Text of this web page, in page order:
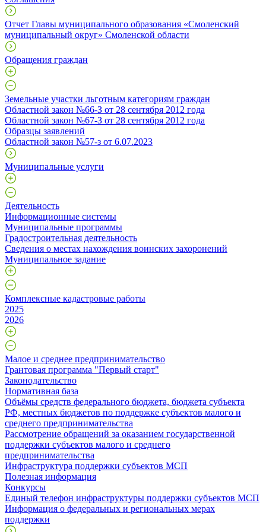
Отчет Главы муниципального образования «Смоленский
муниципальный округ» Смоленской области
Обращения граждан
Земельные участки льготным категориям граждан
Областной закон №66-З от 28 сентября 2012 года
Областной закон №67-З от 28 сентября 2012 года
Образцы заявлений
Областной закон №57-з от 6.07.2023
Муниципальные услуги
Деятельность
Информационные системы
Муниципальные программы
Градостроительная деятельность
Сведения о местах нахождения воинских захоронений
Муниципальное задание
Комплексные кадастровые работы
2025
2026
Малое и среднее предпринимательство
Грантовая программа "Первый старт"
Законодательство
Нормативная база
Объёмы средств федерального бюджета, бюджета субъекта
РФ, местных бюджетов по поддержке субъектов малого и
среднего предпринимательства
Рассмотрение обращений за оказанием государственной
поддержки субъектов малого и среднего
предпринимательства
Инфраструктура поддержки субъектов МСП
Полезная информация
Конкурсы
Единый телефон инфраструктуры поддержки субъектов МСП
Информация о федеральных и региональных мерах
поддержки